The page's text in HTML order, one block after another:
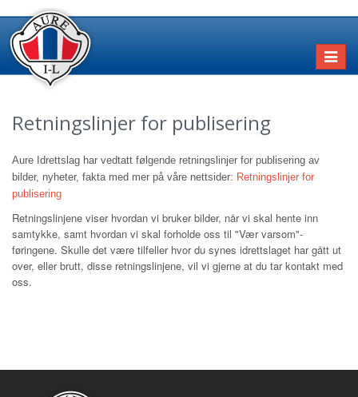
Retningslinjer for publisering
Aure Idrettslag har vedtatt følgende retningslinjer for publisering av
bilder, nyheter, fakta med mer på våre nettsider: Retningslinjer for
publisering
Retningslinjene viser hvordan vi bruker bilder, når vi skal hente inn
samtykke, samt hvordan vi skal forholde oss til "Vær varsom"-
føringene. Skulle det være tilfeller hvor du synes idrettslaget har gått ut
over, eller brutt, disse retningslinjene, vil vi gjerne at du tar kontakt med
oss.